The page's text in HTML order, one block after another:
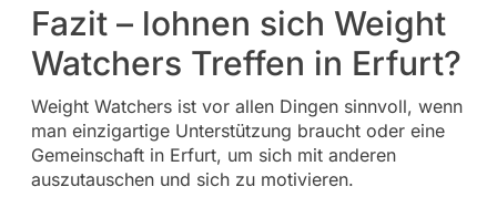
Fazit – lohnen sich Weight
Watchers Treffen in Erfurt?
Weight Watchers ist vor allen Dingen sinnvoll, wenn
man einzigartige Unterstützung braucht oder eine
Gemeinschaft in Erfurt, um sich mit anderen
auszutauschen und sich zu motivieren.